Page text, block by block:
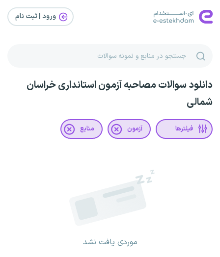
ورود | ثبت‌ نام
دانلود سوالات مصاحبه آزمون استانداری خراسان
شمالی
فیلترها آزمون منابع
موردی یافت نشد